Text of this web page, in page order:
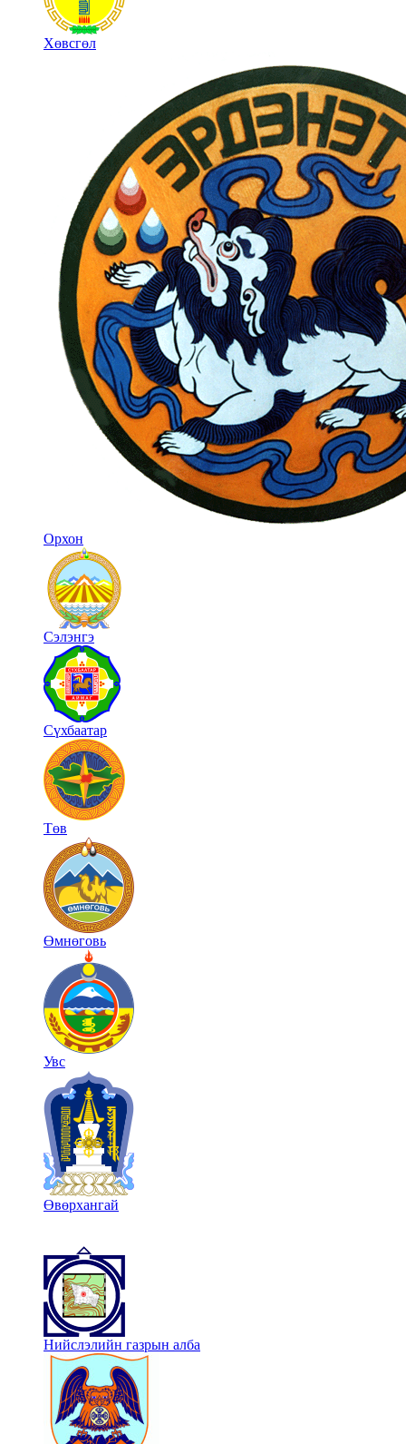
Хөвсгөл
Орхон
Сэлэнгэ
Сүхбаатар
Төв
Өмнөговь
Увс
Өвөрхангай
Нийслэлийн газрын алба